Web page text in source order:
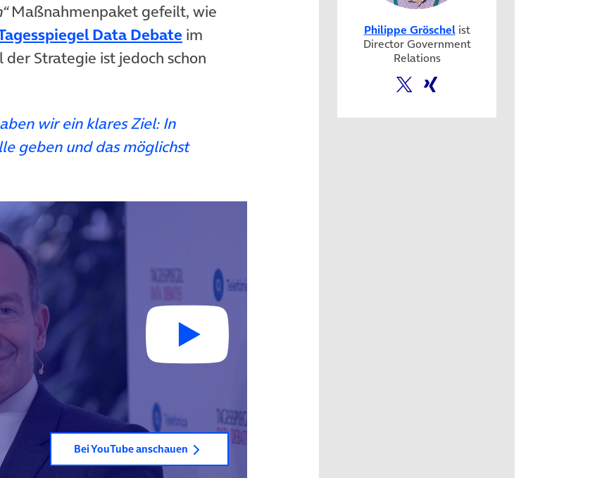
Maßnahmenpaket gefeilt, wie
Data Debate(öffnet in neuem Tab)
im
Strategie ist jedoch schon
wir ein klares Ziel: In
geben und das möglichst
Bei YouTube anschauen
Philippe Gröschelist
Director Government
Relations